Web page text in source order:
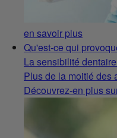
en savoir plus
Qu'est-ce qui
La sensibilité
Plus de la moitié des
Découvrez-en plus